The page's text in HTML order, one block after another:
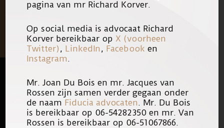
FOOTER
QUICK LINKS
KANTOOR
pagina van mr Richard Korver.
Op social media is advocaat Richard
Korver bereikbaar op X (voorheen
Twitter) , LinkedIn , Facebook en
Instagram .
Mr. Joan Du Bois en mr. Jacques van
Rossen zijn samen verder gegaan onder
de naam Fiducia advocaten . Mr. Du Bois
is bereikbaar op 06-54282350 en mr. Van
Rossen is bereikbaar op 06-51067866.